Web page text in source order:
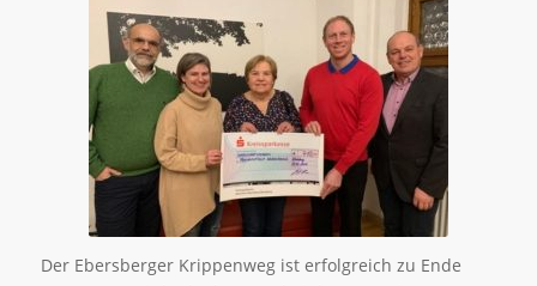
Der Ebersberger Krippenweg ist erfolgreich zu Ende